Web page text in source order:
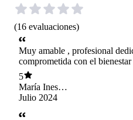
(16 evaluaciones)
Muy amable , profesional
comprometida con el bienestar
5
María Ines
Munizaga Brizuela
Julio 2024